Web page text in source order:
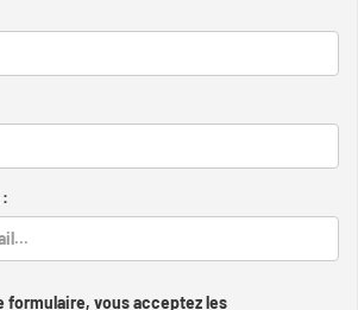
formulaire, vous acceptez les